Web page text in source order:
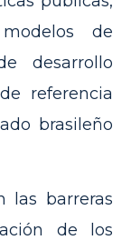
de
desarrollo
referencia
brasileño
las barreras
de los